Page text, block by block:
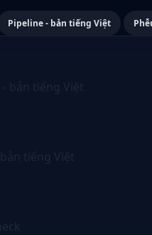
Pipeline - bản tiếng Việt
bản tiếng Việt
tiếng Việt